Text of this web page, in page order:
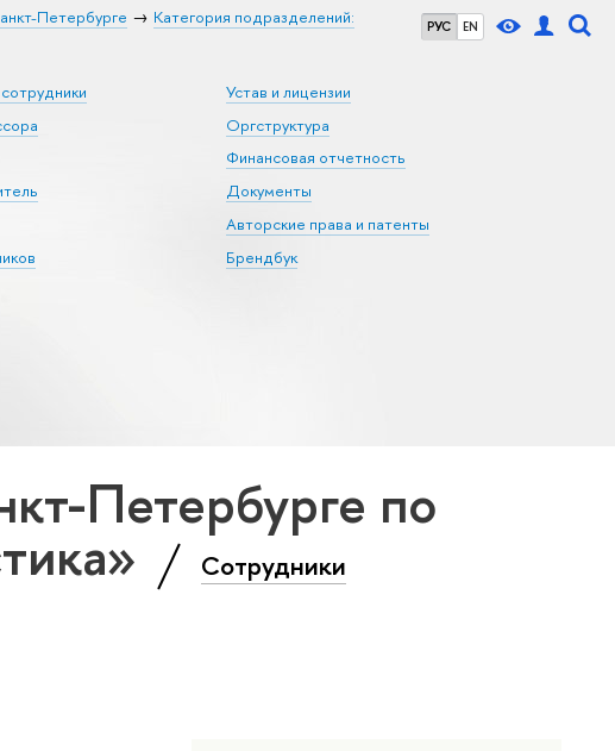
РУС EN
Петербурге
Категория подразделений:
Устав и лицензии
Оргструктура
Финансовая отчетность
Документы
Авторские права и патенты
Брендбук
Петербурге по
Сотрудники